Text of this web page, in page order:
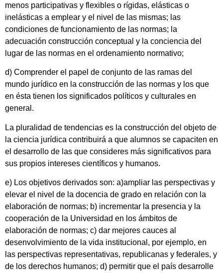
menos participativas y flexibles o rígidas, elásticas o
inelásticas a emplear y el nivel de las mismas; las
condiciones de funcionamiento de las normas; la
adecuación construcción conceptual y la conciencia del
lugar de las normas en el ordenamiento normativo;
d) Comprender el papel de conjunto de las ramas del
mundo jurídico en la construcción de las normas y los que
en ésta tienen los significados políticos y culturales en
general.
La pluralidad de tendencias es la construcción del objeto de
la ciencia jurídica contribuirá a que alumnos se capaciten en
el desarrollo de las que consideres más significativos para
sus propios intereses científicos y humanos.
e) Los objetivos derivados son: a)ampliar las perspectivas y
elevar el nivel de la docencia de grado en relación con la
elaboración de normas; b) incrementar la presencia y la
cooperación de la Universidad en los ámbitos de
elaboración de normas; c) dar mejores cauces al
desenvolvimiento de la vida institucional, por ejemplo, en
las perspectivas representativas, republicanas y federales, y
de los derechos humanos; d) permitir que el país desarrolle